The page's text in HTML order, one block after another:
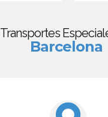
Transportes
Barcelona